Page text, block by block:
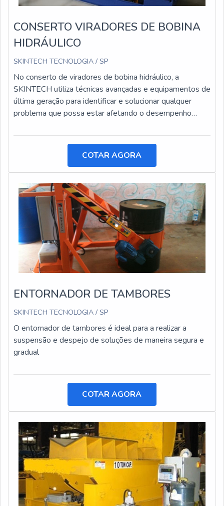
CONSERTO VIRADORES DE BOBINA
HIDRÁULICO
SKINTECH TECNOLOGIA / SP
No conserto de viradores de bobina hidráulico, a
SKINTECH utiliza técnicas avançadas e equipamentos de
última geração para identificar e solucionar qualquer
problema que possa estar afetando o desempenho
COTAR AGORA
ENTORNADOR DE TAMBORES
SKINTECH TECNOLOGIA / SP
O entornador de tambores é ideal para a realizar a
suspensão e despejo de soluções de maneira segura e
gradual
COTAR AGORA